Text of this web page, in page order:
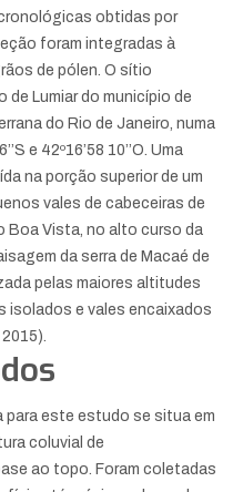
obtidas por
foram integradas à
de pólen. O sítio
Lumiar do município de
do Rio de Janeiro, numa
e 42º16’58 10’’O. Uma
na porção superior de um
vales de cabeceiras de
Boa Vista, no alto curso da
da serra de Macaé de
pelas maiores altitudes
isolados e vales encaixados
este estudo se situa em
coluvial de
ao topo. Foram coletadas